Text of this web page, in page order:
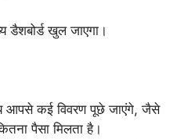
डैशबोर्ड खुल जाएगा।
आपसे कई विवरण पूछे जाएंगे, जैसे
पैसा मिलता है।